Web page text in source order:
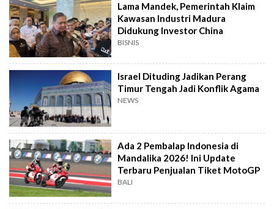
Lama Mandek, Pemerintah Klaim
Kawasan Industri Madura
Didukung Investor China
BISNIS
Israel Dituding Jadikan Perang
Timur Tengah Jadi Konflik Agama
NEWS
Ada 2 Pembalap Indonesia di
Mandalika 2026! Ini Update
Terbaru Penjualan Tiket MotoGP
BALI